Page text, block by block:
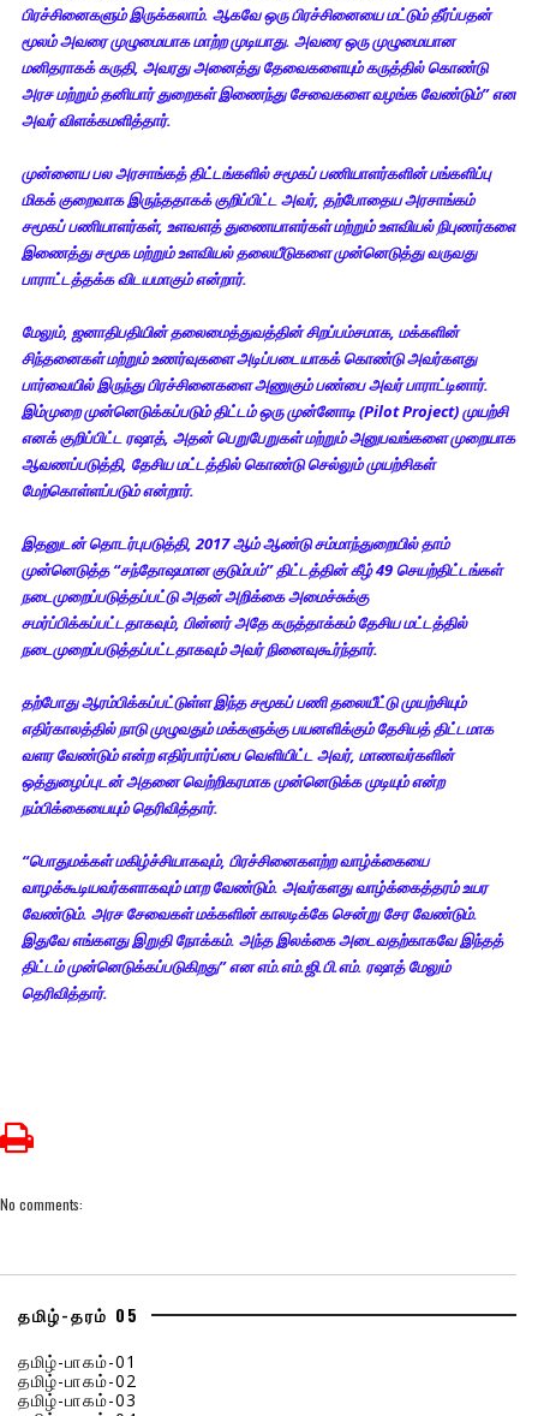
பிரச்சினைகளும் இருக்கலாம். ஆகவே ஒரு பிரச்சினையை மட்டும் தீர்ப்பதன்
மூலம் அவரை முழுமையாக மாற்ற முடியாது. அவரை ஒரு முழுமையான
மனிதராகக் கருதி, அவரது அனைத்து தேவைகளையும் கருத்தில் கொண்டு
அரச மற்றும் தனியார் துறைகள் இணைந்து சேவைகளை வழங்க வேண்டும்” என
அவர் விளக்கமளித்தார்.
முன்னைய பல அரசாங்கத் திட்டங்களில் சமூகப் பணியாளர்களின் பங்களிப்பு
மிகக் குறைவாக இருந்ததாகக் குறிப்பிட்ட அவர், தற்போதைய அரசாங்கம்
சமூகப் பணியாளர்கள், உளவளத் துணையாளர்கள் மற்றும் உளவியல் நிபுணர்களை
இணைத்து சமூக மற்றும் உளவியல் தலையீடுகளை முன்னெடுத்து வருவது
பாராட்டத்தக்க விடயமாகும் என்றார்.
மேலும், ஜனாதிபதியின் தலைமைத்துவத்தின் சிறப்பம்சமாக, மக்களின்
சிந்தனைகள் மற்றும் உணர்வுகளை அடிப்படையாகக் கொண்டு அவர்களது
பார்வையில் இருந்து பிரச்சினைகளை அணுகும் பண்பை அவர் பாராட்டினார்.
இம்முறை முன்னெடுக்கப்படும் திட்டம் ஒரு முன்னோடி (Pilot Project) முயற்சி
எனக் குறிப்பிட்ட ரஷாத், அதன் பெறுபேறுகள் மற்றும் அனுபவங்களை முறையாக
ஆவணப்படுத்தி, தேசிய மட்டத்தில் கொண்டு செல்லும் முயற்சிகள்
மேற்கொள்ளப்படும் என்றார்.
இதனுடன் தொடர்புபடுத்தி, 2017 ஆம் ஆண்டு சம்மாந்துறையில் தாம்
முன்னெடுத்த “சந்தோஷமான குடும்பம்” திட்டத்தின் கீழ் 49 செயற்திட்டங்கள்
நடைமுறைப்படுத்தப்பட்டு அதன் அறிக்கை அமைச்சுக்கு
சமர்ப்பிக்கப்பட்டதாகவும், பின்னர் அதே கருத்தாக்கம் தேசிய மட்டத்தில்
நடைமுறைப்படுத்தப்பட்டதாகவும் அவர் நினைவுகூர்ந்தார்.
தற்போது ஆரம்பிக்கப்பட்டுள்ள இந்த சமூகப் பணி தலையீட்டு முயற்சியும்
எதிர்காலத்தில் நாடு முழுவதும் மக்களுக்கு பயனளிக்கும் தேசியத் திட்டமாக
வளர வேண்டும் என்ற எதிர்பார்ப்பை வெளியிட்ட அவர், மாணவர்களின்
ஒத்துழைப்புடன் அதனை வெற்றிகரமாக முன்னெடுக்க முடியும் என்ற
நம்பிக்கையையும் தெரிவித்தார்.
“பொதுமக்கள் மகிழ்ச்சியாகவும், பிரச்சினைகளற்ற வாழ்க்கையை
வாழக்கூடியவர்களாகவும் மாற வேண்டும். அவர்களது வாழ்க்கைத்தரம் உயர
வேண்டும். அரச சேவைகள் மக்களின் காலடிக்கே சென்று சேர வேண்டும்.
இதுவே எங்களது இறுதி நோக்கம். அந்த இலக்கை அடைவதற்காகவே இந்தத்
திட்டம் முன்னெடுக்கப்படுகிறது” என எம்.எம்.ஜி.பி.எம். ரஷாத் மேலும்
தெரிவித்தார்.
No comments:
தமிழ்-தரம் 05
தமிழ்-பாகம்-01
தமிழ்-பாகம்-02
தமிழ்-பாகம்-03